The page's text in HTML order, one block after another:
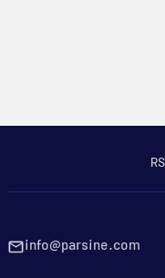
info@parsine.com